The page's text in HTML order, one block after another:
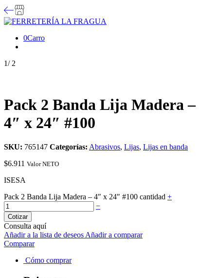
0Carro
1/2
Pack 2 Banda Lija Madera –
4″ x 24″ #100
SKU: 765147 Categorías: Abrasivos, Lijas, Lijas en banda
$6.911 Valor NETO
ISESA
Pack 2 Banda Lija Madera – 4″ x 24″ #100 cantidad +
−
Cotizar
Consulta aquí
Añadir a la lista de deseos Añadir a comparar
Comparar
Cómo comprar